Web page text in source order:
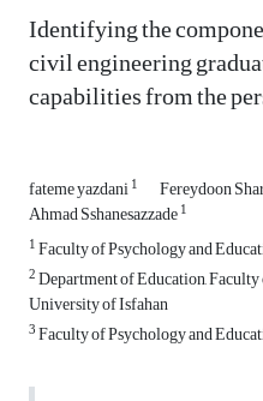
Identifying the
civil engineering
capabilities from the
fateme yazdani1 Fereydoon
Ahmad Sshanesazzade1
1Faculty of Psychology and
2Department of Education,
University of Isfahan
3Faculty of Psychology and